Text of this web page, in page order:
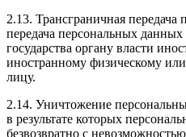
2.13. Трансграничная
передача персональных
государства органу власти
иностранному физическому
лицу.
2.14. Уничтожение
в результате которых
безвозвратно с